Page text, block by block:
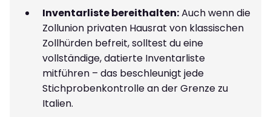
Inventarliste bereithalten:Auch wenn die
Zollunion privaten Hausrat von klassischen
Zollhürden befreit, solltest du eine
vollständige, datierte Inventarliste
mitführen – das beschleunigt jede
Stichprobenkontrolle an der Grenze zu
Italien.